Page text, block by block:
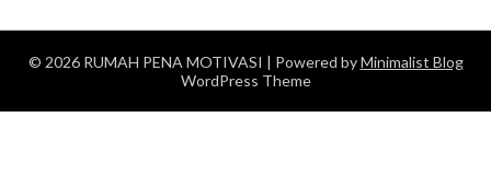
© 2026 RUMAH PENA MOTIVASI | Powered byMinimalist Blog
WordPress Theme